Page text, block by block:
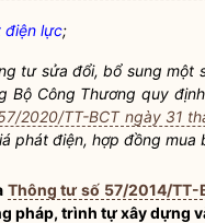
điện lực;
tư sửa đổi, bổ sung một
Bộ Công Thương quy
2020/TT-BCT ngày 31
phát điện, hợp đồng mua
Thông tư số 57/2014/TT-
pháp, trình tự xây dựng